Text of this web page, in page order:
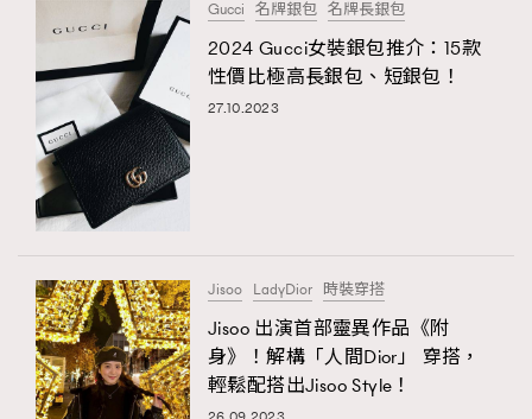
Gucci 名牌銀包 名牌長銀包
2024 Gucci女裝銀包推介：15款
性價比極高長銀包、短銀包！
27.10.2023
Jisoo LadyDior 時裝穿搭
Jisoo 出演首部靈異作品《附
身》！解構「人間Dior」 穿搭，
輕鬆配搭出Jisoo Style！